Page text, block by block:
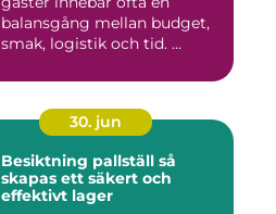
balansgång mellan budget,
smak, logistik och tid. ...
30. jun
Besiktning pallställ så
skapas ett säkert och
effektivt lager